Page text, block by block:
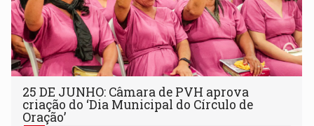
25 DE JUNHO: Câmara de PVH aprova
criação do ‘Dia Municipal do Círculo de
Oração’